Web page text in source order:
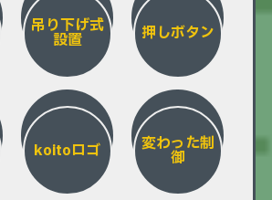
吊り下げ式
設置 押しボタン
koitoロゴ 変わった制
御